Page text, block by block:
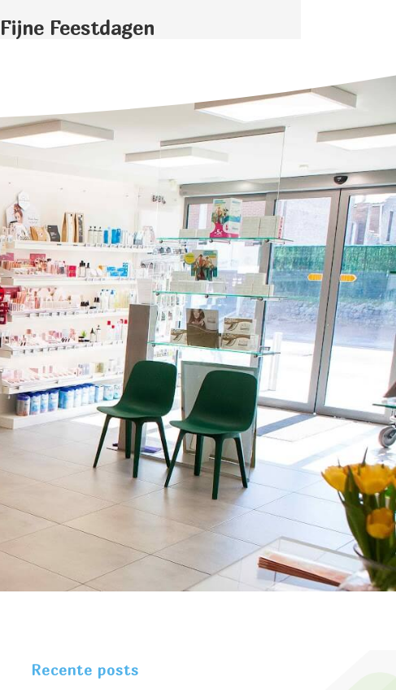
Fijne Feestdagen
Recente posts